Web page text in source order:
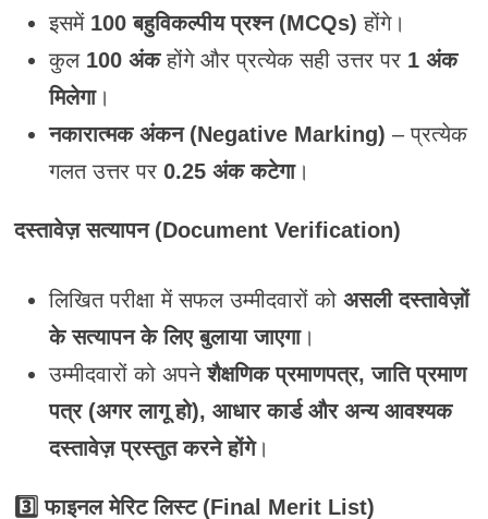
इसमें 100 बहुविकल्पीय प्रश्न (MCQs) होंगे।
कुल 100 अंकहोंगे और प्रत्येक सही उत्तर पर 1 अंक
मिलेगा।
नकारात्मक अंकन (Negative Marking) – प्रत्येक
गलत उत्तर पर 0.25 अंक कटेगा।
दस्तावेज़ सत्यापन (Document Verification)
लिखित परीक्षा में सफल उम्मीदवारों को असली दस्तावेज़ों
के सत्यापन के लिए बुलाया जाएगा।
उम्मीदवारों को अपनेशैक्षणिक प्रमाणपत्र, जाति प्रमाण
पत्र (अगर लागू हो), आधार कार्ड और अन्य आवश्यक
दस्तावेज़ प्रस्तुत करने होंगे।
3️⃣ फाइनल मेरिट लिस्ट (Final Merit List)